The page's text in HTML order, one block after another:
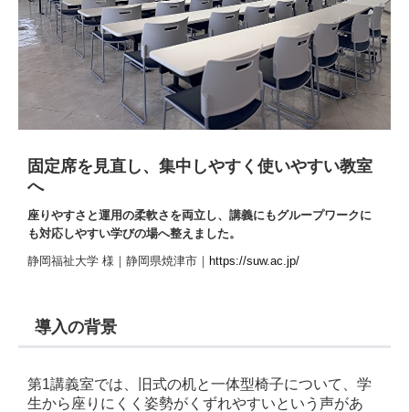
固定席を見直し、集中しやすく使いやすい教室
へ
座りやすさと運用の柔軟さを両立し、講義にもグループワークに
も対応しやすい学びの場へ整えました。
静岡福祉大学 様｜静岡県焼津市｜ https://suw.ac.jp/
導入の背景
第1講義室では、旧式の机と一体型椅子について、学
生から座りにくく姿勢がくずれやすいという声があ